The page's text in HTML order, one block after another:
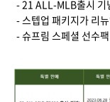
- 21 ALL-MLB출시 기
- 스텝업 패키지가 리
- 슈프림 스페셜 선수